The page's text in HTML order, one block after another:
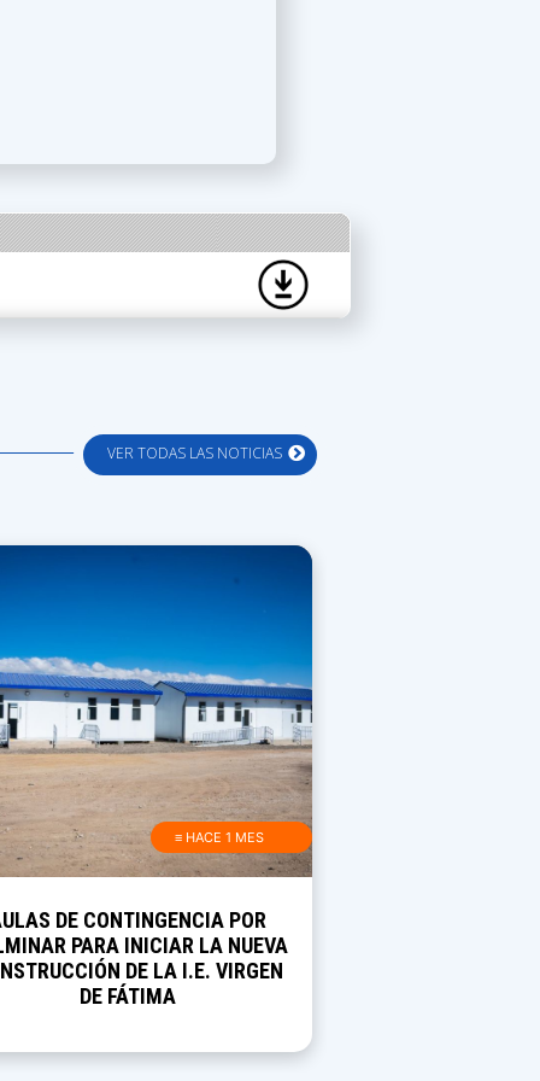
VER TODAS LAS NOTICIAS
≡ HACE 1 MES
DE CONTINGENCIA POR
PARA INICIAR LA NUEVA
DE LA I.E. VIRGEN
DE FÁTIMA